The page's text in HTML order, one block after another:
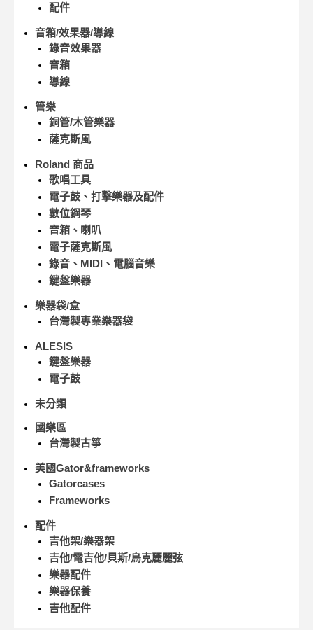
配件
音箱/效果器/導線
錄音效果器
音箱
導線
管樂
銅管/木管樂器
薩克斯風
Roland 商品
歌唱工具
電子鼓、打擊樂器及配件
數位鋼琴
音箱、喇叭
電子薩克斯風
錄音、MIDI、電腦音樂
鍵盤樂器
樂器袋/盒
台灣製專業樂器袋
ALESIS
鍵盤樂器
電子鼓
未分類
國樂區
台灣製古箏
美國Gator&frameworks
Gatorcases
Frameworks
配件
吉他架/樂器架
吉他/電吉他/貝斯/烏克麗麗弦
樂器配件
樂器保養
吉他配件